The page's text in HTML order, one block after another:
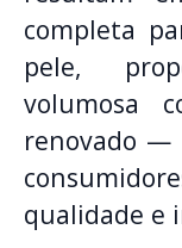
completa
pele,
volumosa
renovado —
qualidade e